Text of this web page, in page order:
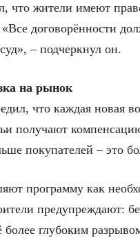
что жители имеют
договорённости
– подчеркнул он.
на рынок
что каждая новая
получают
покупателей – это
программу как
предупреждают:
более глубоким